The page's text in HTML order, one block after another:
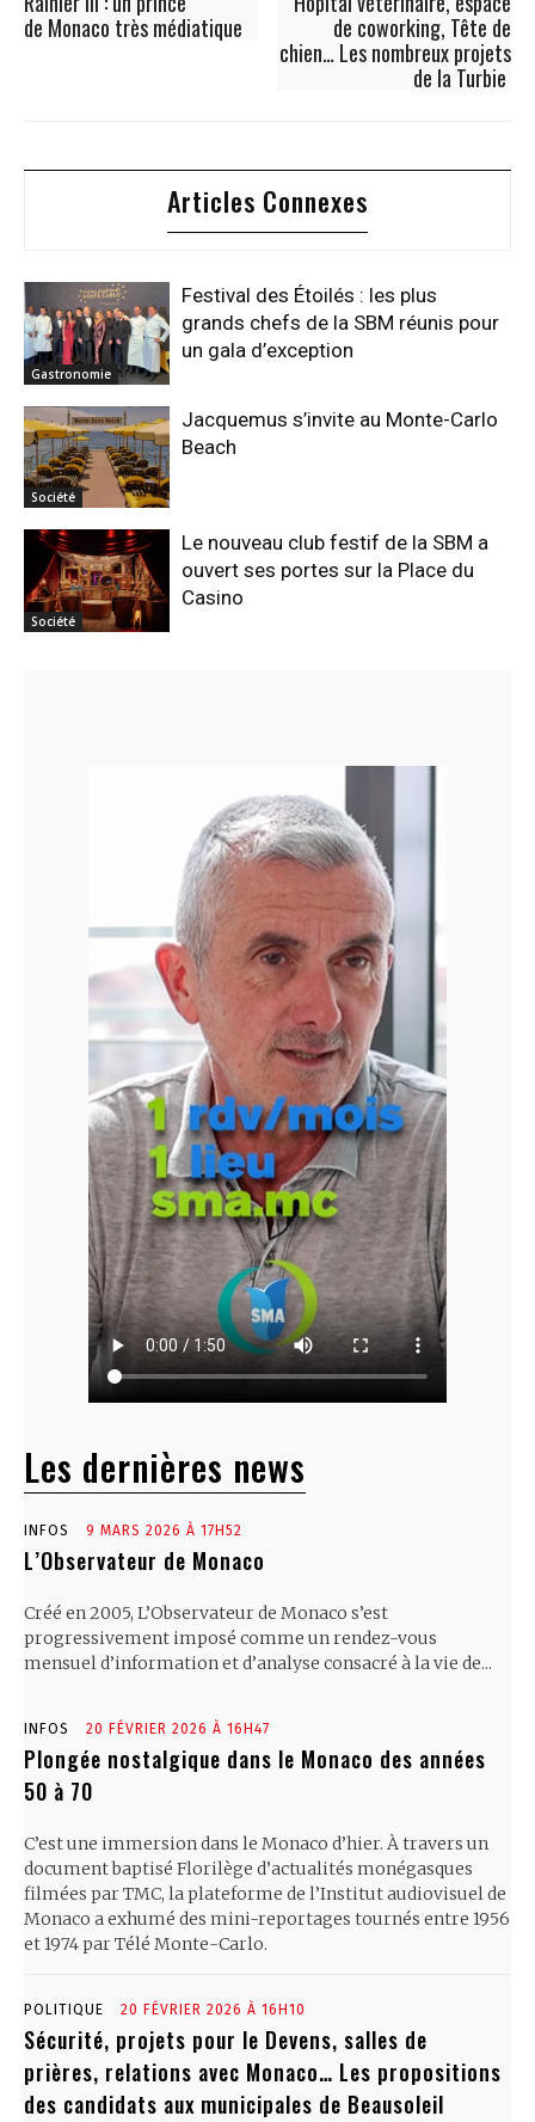
de Monaco très médiatique
de coworking, Tête de
chien… Les nombreux projets
de la Turbie
Articles Connexes
Gastronomie
Festival des Étoilés : les plus
grands chefs de la SBM réunis pour
un gala d’exception
Société
Jacquemus s’invite au Monte-Carlo
Beach
Société
Le nouveau club festif de la SBM a
ouvert ses portes sur la Place du
Casino
Les dernières news
INFOS 9 MARS 2026 À 17H52
L’Observateur de Monaco
Créé en 2005, L’Observateur de Monaco s’est
progressivement imposé comme un rendez-vous
mensuel d’information et d’analyse consacré à la vie de...
INFOS 20 FÉVRIER 2026 À 16H47
Plongée nostalgique dans le Monaco des années
50 à 70
C’est une immersion dans le Monaco d’hier. À travers un
document baptisé Florilège d’actualités monégasques
filmées par TMC, la plateforme de l’Institut audiovisuel de
Monaco a exhumé des mini-reportages tournés entre 1956
et 1974 par Télé Monte-Carlo.
POLITIQUE 20 FÉVRIER 2026 À 16H10
Sécurité, projets pour le Devens, salles de
prières, relations avec Monaco… Les propositions
des candidats aux municipales de Beausoleil